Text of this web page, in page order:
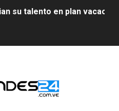
su talento en plan
sobre gaita de tambora